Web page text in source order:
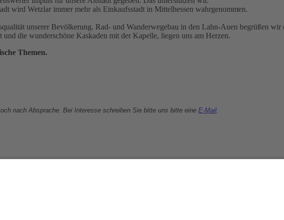
wird Wetzlar immer mehr als Einkaufsstadt in Mittelhessen wahrgenommen.
unserer Bevölkerung. Rad- und Wanderwegebau in den Lahn-Auen begrüßen
die wunderschöne Kaskaden mit der Kapelle, liegen uns am Herzen.
Themen.
nach Absprache. Bei Interesse schreiben Sie bitte uns bitte eine E-Mail.